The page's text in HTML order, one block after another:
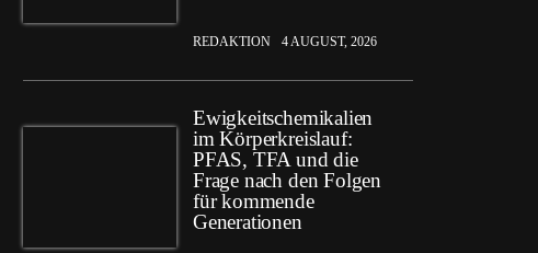
REDAKTION 4 AUGUST, 2026
Ewigkeitschemikalien
im Körperkreislauf:
PFAS, TFA und die
Frage nach den Folgen
für kommende
Generationen